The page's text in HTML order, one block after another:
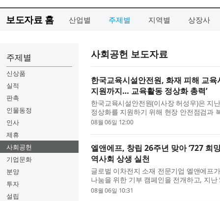
보도자료 홈 산업별 주제별 지역별 상장사
주제별
신상품
실적
판촉
인물동정
인사
제휴
사회공헌
기업문화
분양
투자
설립
사회공헌 보도자료
한국교육시설안전원, 화재 피해 교
지원까지… 교육활동 정상화 총력’
한국교육시설안전원(이사장 허성우)은 지
정상화를 지원하기 위해 현장 안전점검과
육시설안전원 이사장은 4일 화재 피해 교
08월 06일 12:00
엘앤에프, 창립 26주년 맞아 ‘727 희
역사회 상생 실천
글로벌 이차전지 소재 전문기업 엘앤에프
나눔을 위한 기부 캠페인을 전개하고, 지
밝혔다. 이번 캠페인은 엘앤에프 본사 소
08월 06일 10:31